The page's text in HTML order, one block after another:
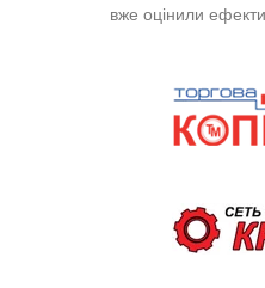
вже оцінили